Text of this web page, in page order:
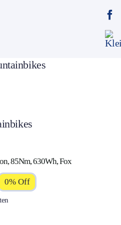
Sczesni Autodienst
85Nm, 630Wh, Fox
0% Off